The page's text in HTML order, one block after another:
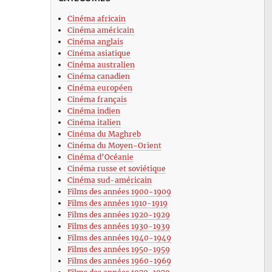
Cinéma africain
Cinéma américain
Cinéma anglais
Cinéma asiatique
Cinéma australien
Cinéma canadien
Cinéma européen
Cinéma français
Cinéma indien
Cinéma italien
Cinéma du Maghreb
Cinéma du Moyen-Orient
Cinéma d’Océanie
Cinéma russe et soviétique
Cinéma sud-américain
Films des années 1900-1909
Films des années 1910-1919
Films des années 1920-1929
Films des années 1930-1939
Films des années 1940-1949
Films des années 1950-1959
Films des années 1960-1969